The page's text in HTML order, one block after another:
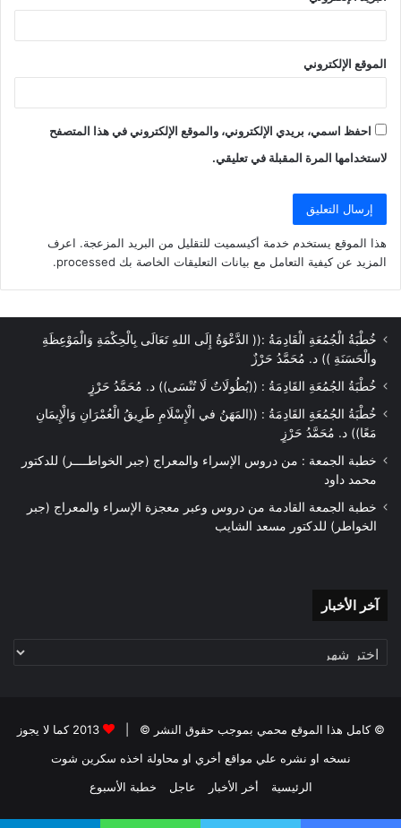
الموقع الإلكتروني
احفظ اسمي، بريدي الإلكتروني، والموقع الإلكتروني في هذا المتصفح
لاستخدامها المرة المقبلة في تعليقي.
هذا الموقع يستخدم خدمة أكيسميت للتقليل من البريد المزعجة. اعرف
المزيد عن كيفية التعامل مع بيانات التعليقات الخاصة بك processed
.
خُطْبَةُ الْجُمُعَةِ الْقَادِمَةُ :(( الدَّعْوَةُ إِلَى اللهِ تَعَالَى بِالْحِكْمَةِ وَالْمَوْعِظَةِ
والْحَسَنَةِ )) د. مُحَمَّدُ حَرْزٌ
خُطْبَةُ الجُمُعَةِ القَادِمَةُ : ((بُطُولَاتٌ لَا تُنْسَى)) د. مُحَمَّدُ حَرْزٍ
خُطْبَةُ الجُمُعَةِ القَادِمَةُ : ((المَهَنُ في الْإِسْلَامِ طَرِيقُ الْعُمْرَانِ وَالْإِيمَانِ
مَعًا)) د. مُحَمَّدُ حَرْزٍ
خطبة الجمعة : من دروس الإسراء والمعراج (جبر الخواطــــر) للدكتور
محمد داود
خطبة الجمعة القادمة من دروس وعبر معجزة الإسراء والمعراج (جبر
الخواطر) للدكتور مسعد الشايب
آخر الأخبار
© كامل هذا الموقع محمي بموجب حقوق النشر © |
2013 كما لا يجوز
نسخه او نشره علي مواقع أخري او محاولة اخذه سكرين شوت
الرئيسية
أخر الأخبار عاجل خطبة الأسبوع